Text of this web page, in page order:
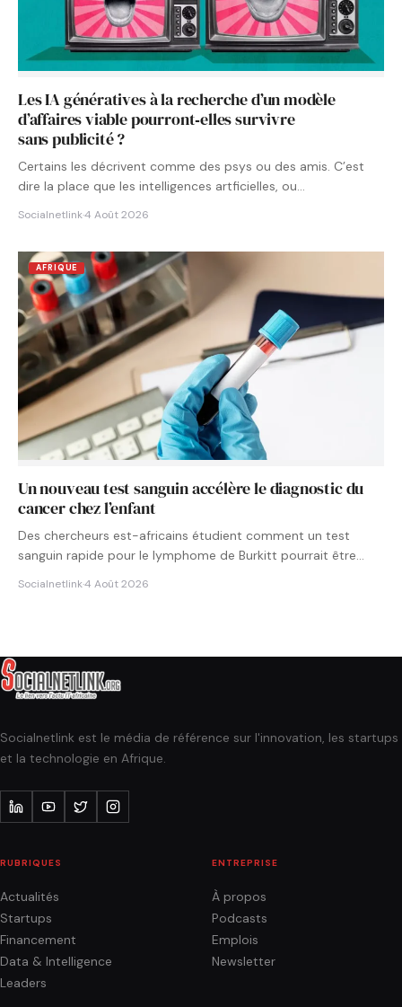
Les IA génératives à la recherche d’un modèle
d’affaires viable pourront‑elles survivre
sans publicité ?
Certains les décrivent comme des psys ou des amis. C’est
dire la place que les intelligences artficielles, ou…
Socialnetlink·4 Août 2026
AFRIQUE
Un nouveau test sanguin accélère le diagnostic du
cancer chez l’enfant
Des chercheurs est-africains étudient comment un test
sanguin rapide pour le lymphome de Burkitt pourrait être
Socialnetlink·4 Août 2026
Socialnetlink est le média de référence sur l'innovation, les startups
et la technologie en Afrique.
RUBRIQUES
Actualités
Startups
Financement
Data & Intelligence
Leaders
ENTREPRISE
À propos
Podcasts
Emplois
Newsletter